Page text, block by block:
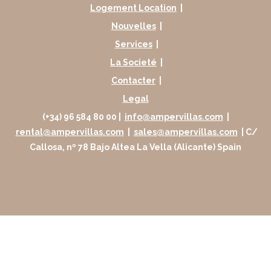
Logement Location
Nouvelles
Services
La Societé
Contacter
Legal
(+34) 96 584 80 00 |
info@ampervillas.com
rental@ampervillas.com
sales@ampervillas.com
| C/
Callosa, nº 78 Bajo Altea La Vella (Alicante) Spain